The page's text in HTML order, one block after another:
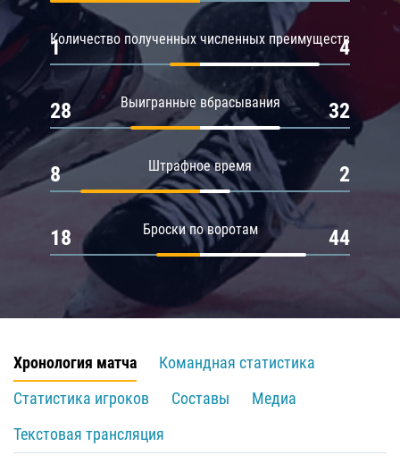
Количество полученных численных преимуществ
1 4
Выигранные вбрасывания
28 32
Штрафное время
8 2
Броски по воротам
18 44
Хронология матча
Командная статистика
Статистика игроков
Составы
Медиа
Текстовая трансляция